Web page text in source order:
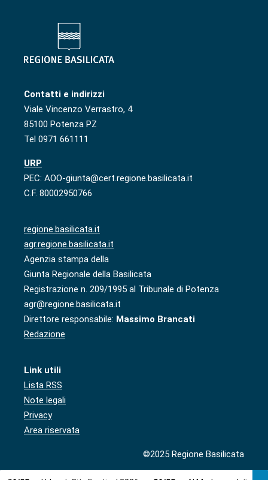
Contatti e indirizzi
Viale Vincenzo Verrastro, 4
85100 Potenza PZ
Tel 0971 661111
URP
PEC: AOO-giunta@cert.regione.basilicata.it
C.F. 80002950766
regione.basilicata.it
agr.regione.basilicata.it
Agenzia stampa della
Giunta Regionale della Basilicata
Registrazione n. 209/1995 al Tribunale di Potenza
agr@regione.basilicata.it
Direttore responsabile: Massimo Brancati
Redazione
Link utili
Lista RSS
Note legali
Privacy
Area riservata
©2025 Regione Basilicata